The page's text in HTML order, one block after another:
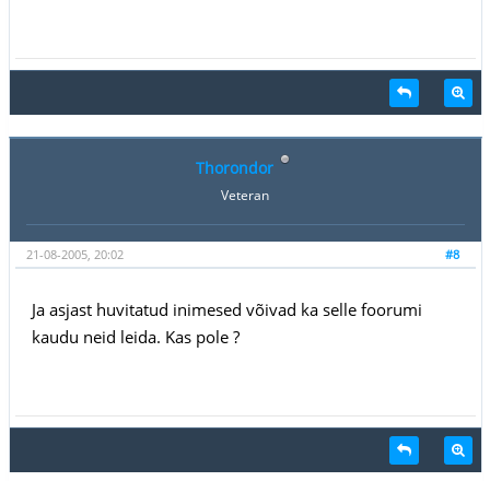
Thorondor
Veteran
#8
21-08-2005, 20:02
Ja asjast huvitatud inimesed võivad ka selle foorumi
kaudu neid leida. Kas pole ?